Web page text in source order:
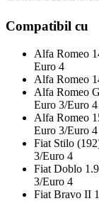
937A5000
55183805
Compatibil cu
Alfa Romeo
Euro 4
Alfa Romeo
Alfa Romeo
Euro 3/Euro 4
Alfa Romeo
Euro 3/Euro 4
Fiat Stilo
3/Euro 4
Fiat Doblo
3/Euro 4
Fiat Bravo II